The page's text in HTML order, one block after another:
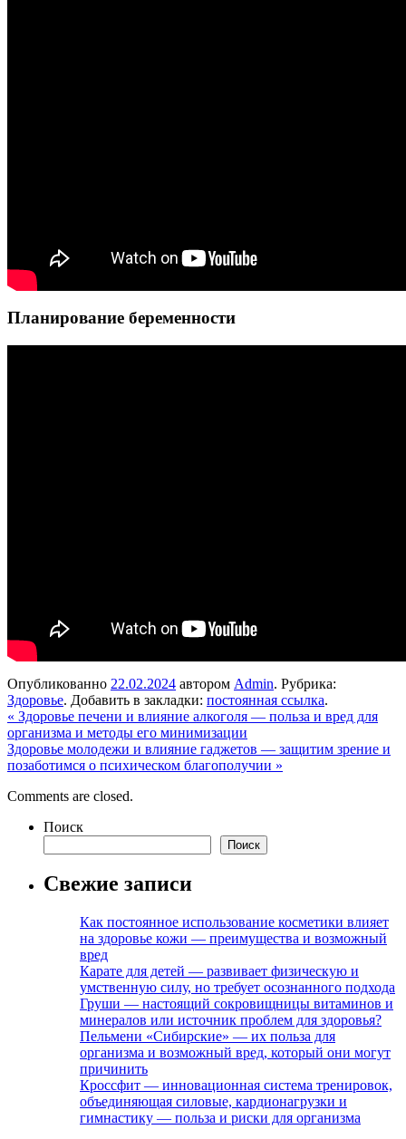
Планирование беременности
Опубликованно 22.02.2024 автором Admin. Рубрика:
Здоровье. Добавить в закладки: постоянная ссылка.
« Здоровье печени и влияние алкоголя — польза и вред для
организма и методы его минимизации
Здоровье молодежи и влияние гаджетов — защитим зрение и
позаботимся о психическом благополучии »
Comments are closed.
Поиск
Поиск
Свежие записи
Как постоянное использование косметики влияет
на здоровье кожи — преимущества и возможный
вред
Карате для детей — развивает физическую и
умственную силу, но требует осознанного подхода
Груши — настоящий сокровищницы витаминов и
минералов или источник проблем для здоровья?
Пельмени «Сибирские» — их польза для
организма и возможный вред, который они могут
причинить
Кроссфит — инновационная система тренировок,
объединяющая силовые, кардионагрузки и
гимнастику — польза и риски для организма